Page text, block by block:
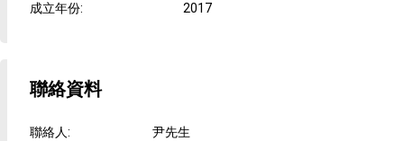
成立年份: 2017
聯絡資料
聯絡人:
尹先生